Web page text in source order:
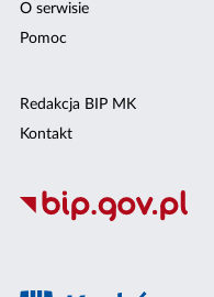
O serwisie
Pomoc
Redakcja BIP MK
Kontakt